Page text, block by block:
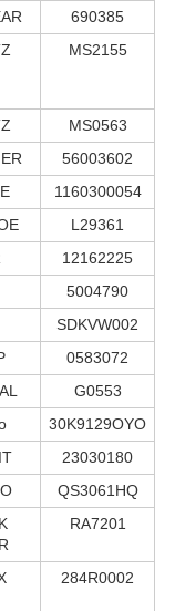
690385
MS2155
MS0563
56003602
1160300054
L29361
12162225
5004790
SDKVW002
0583072
G0553
30K9129OYO
23030180
QS3061HQ
RA7201
284R0002